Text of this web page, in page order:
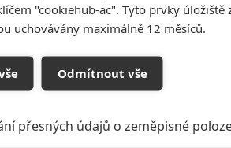
do diskuze
"cookiehub-ac". Tyto prvky úložiště
uchovávány maximálně 12 měsíců.
Odmítnout vše
přesných údajů o zeměpisné